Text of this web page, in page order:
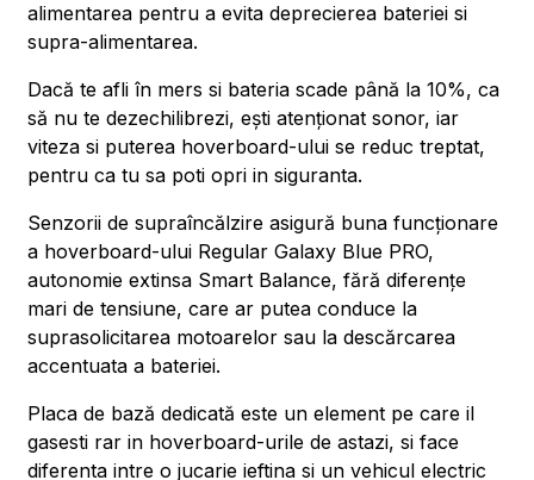
alimentarea pentru a evita deprecierea bateriei si
supra-alimentarea.
Dacă te afli în mers si bateria scade până la 10%, ca
să nu te dezechilibrezi, ești atenționat sonor, iar
viteza si puterea hoverboard-ului se reduc treptat,
pentru ca tu sa poti opri in siguranta.
Senzorii de supraîncălzire asigură buna funcționare
a hoverboard-ului Regular Galaxy Blue PRO,
autonomie extinsa Smart Balance, fără diferențe
mari de tensiune, care ar putea conduce la
suprasolicitarea motoarelor sau la descărcarea
accentuata a bateriei.
Placa de bază dedicată este un element pe care il
gasesti rar in hoverboard-urile de astazi, si face
diferenta intre o jucarie ieftina si un vehicul electric